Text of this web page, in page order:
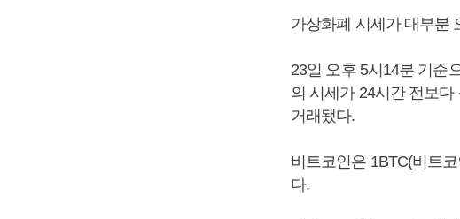
가상화폐 시세가 대부분
23일 오후 5시14분 기준
의 시세가 24시간 전보
거래됐다.
비트코인은 1BTC(비트
다.